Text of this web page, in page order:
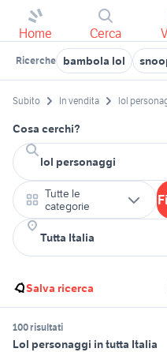
Home Cerca
Ricerche bambola lol
Subito In vendita lol
Cosa cerchi?
Tutte le
categorie
Salva ricerca
100 risultati
Lol personaggi in tutta Italia